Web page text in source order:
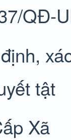
QĐ-
tật
Xã